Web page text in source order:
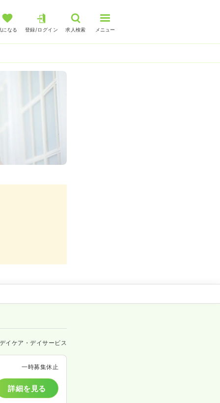
になる 登録/ログイン 求人検索 メニュー
イケア・デイサービス
一時募集休止
詳細を見る